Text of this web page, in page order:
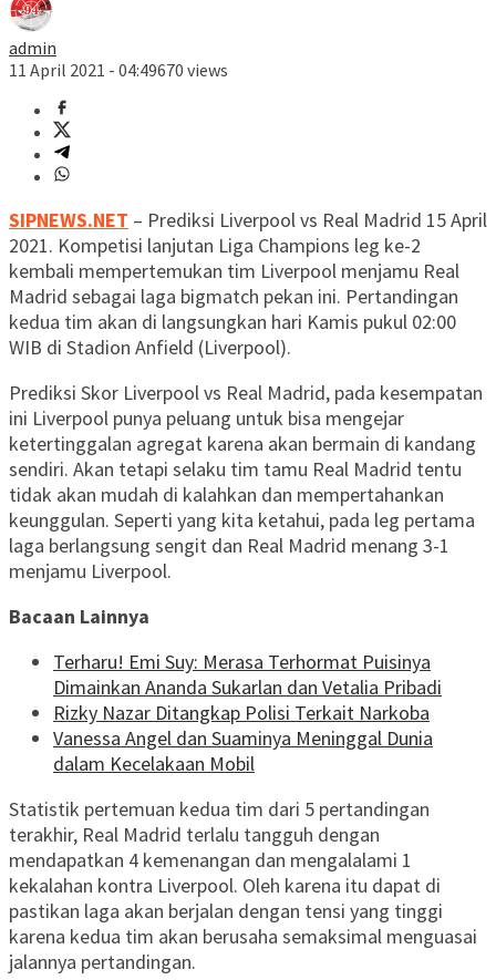
admin
11 April 2021 - 04:49670 views
SIPNEWS.NET – Prediksi Liverpool vs Real Madrid 15 April
2021. Kompetisi lanjutan Liga Champions leg ke-2
kembali mempertemukan tim Liverpool menjamu Real
Madrid sebagai laga bigmatch pekan ini. Pertandingan
kedua tim akan di langsungkan hari Kamis pukul 02:00
WIB di Stadion Anfield (Liverpool).
Prediksi Skor Liverpool vs Real Madrid, pada kesempatan
ini Liverpool punya peluang untuk bisa mengejar
ketertinggalan agregat karena akan bermain di kandang
sendiri. Akan tetapi selaku tim tamu Real Madrid tentu
tidak akan mudah di kalahkan dan mempertahankan
keunggulan. Seperti yang kita ketahui, pada leg pertama
laga berlangsung sengit dan Real Madrid menang 3-1
menjamu Liverpool.
Bacaan Lainnya
Terharu! Emi Suy: Merasa Terhormat Puisinya
Dimainkan Ananda Sukarlan dan Vetalia Pribadi
Rizky Nazar Ditangkap Polisi Terkait Narkoba
Vanessa Angel dan Suaminya Meninggal Dunia
dalam Kecelakaan Mobil
Statistik pertemuan kedua tim dari 5 pertandingan
terakhir, Real Madrid terlalu tangguh dengan
mendapatkan 4 kemenangan dan mengalalami 1
kekalahan kontra Liverpool. Oleh karena itu dapat di
pastikan laga akan berjalan dengan tensi yang tinggi
karena kedua tim akan berusaha semaksimal menguasai
jalannya pertandingan.